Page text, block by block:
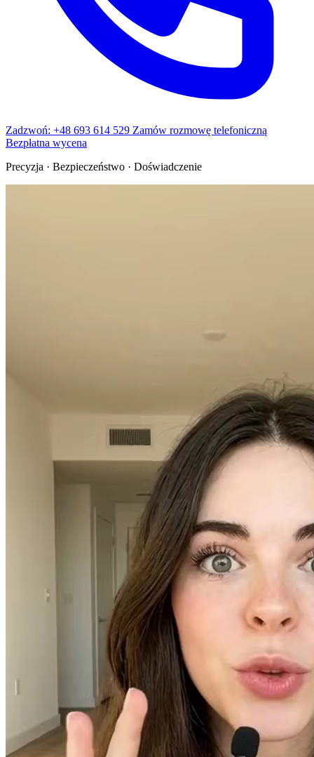
Zadzwoń: +48 693 614 529 Zamów rozmowę telefoniczną
Bezpłatna wycena
Precyzja · Bezpieczeństwo · Doświadczenie